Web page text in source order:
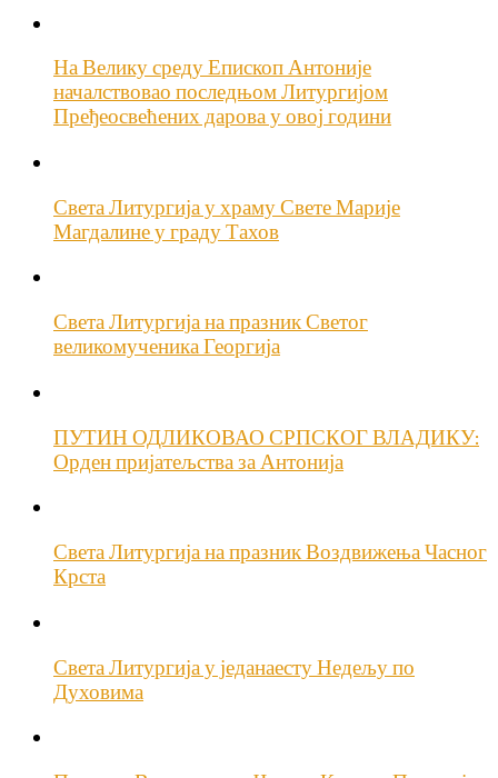
На Велику среду Епископ Антоније
началствовао последњом Литургијом
Пређеосвећених дарова у овој години
Света Литургија у храму Свете Марије
Магдалине у граду Тахов
Света Литургија на празник Светог
великомученика Георгија
ПУТИН ОДЛИКОВАО СРПСКОГ ВЛАДИКУ:
Орден пријатељства за Антонија
Света Литургија на празник Воздвижења Часног
Крста
Света Литургија у једанаесту Недељу по
Духовима